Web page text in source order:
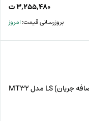
۳,۲۵۵,۴۸۰ت
بروزرسانی قیمت:امروز
بی متال ( رله حرارتی/ اضافه جریان) LS مدل MT32